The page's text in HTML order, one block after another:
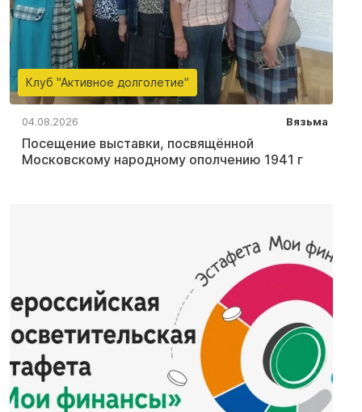
Клуб "Активное долголетие"
04.08.2026 Вязьма
Посещение выставки, посвящённой
Московскому народному ополчению 1941 г